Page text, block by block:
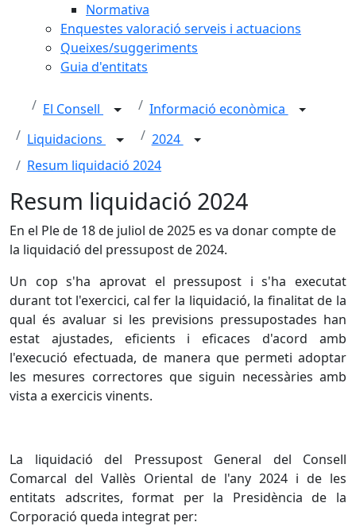
Normativa
Enquestes valoració serveis i actuacions
Queixes/suggeriments
Guia d'entitats
El Consell
Informació econòmica
Liquidacions
2024
Resum liquidació 2024
Resum liquidació 2024
En el Ple de 18 de juliol de 2025 es va donar compte de
la liquidació del pressupost de 2024.
Un cop s'ha aprovat el pressupost i s'ha executat
durant tot l'exercici, cal fer la liquidació, la finalitat de la
qual és avaluar si les previsions pressupostades han
estat ajustades, eficients i eficaces d'acord amb
l'execució efectuada, de manera que permeti adoptar
les mesures correctores que siguin necessàries amb
vista a exercicis vinents.
La liquidació del Pressupost General del Consell
Comarcal del Vallès Oriental de l'any 2024 i de les
entitats adscrites, format per la Presidència de la
Corporació queda integrat per: